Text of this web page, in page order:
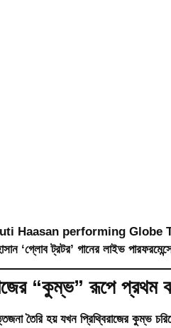
Haasan performing Globe
‘গ্লোব ট্রটর’ গানের লাইভ
“কুম্ভ” রূপে প্রথম
তৈরি হয় যখন প্রিথ্বিরাজের কুম্ভ